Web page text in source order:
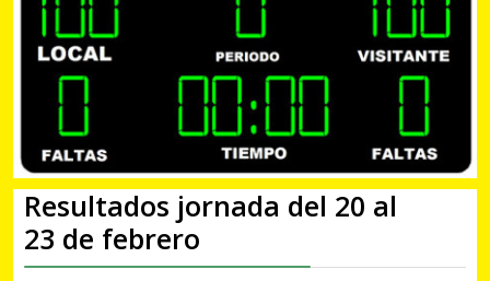
Resultados jornada del 20 al
23 de febrero